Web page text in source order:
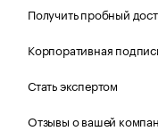
Получить пробный
Корпоративная
Стать экспертом
Отзывы о вашей